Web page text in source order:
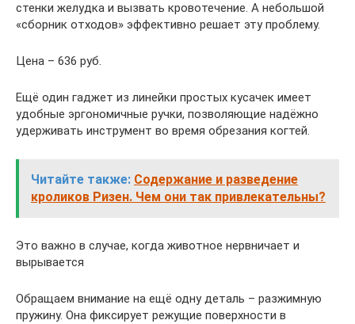
стенки желудка и вызвать кровотечение. А небольшой
«сборник отходов» эффективно решает эту проблему.
Цена – 636 руб.
Ещё один гаджет из линейки простых кусачек имеет
удобные эргономичные ручки, позволяющие надёжно
удерживать инструмент во время обрезания когтей.
Читайте также: Содержание и разведение
кроликов Ризен. Чем они так привлекательны?
Это важно в случае, когда животное нервничает и
вырывается
Обращаем внимание на ещё одну деталь – разжимную
пружину. Она фиксирует режущие поверхности в